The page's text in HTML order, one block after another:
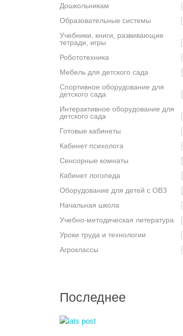
Дошкольникам
Образовательные системы
Учебники, книги, развивающие
тетради, игры
Робототехника
Мебель для детского сада
Спортивное оборудование для
детского сада
Интерактивное оборудование для
детского сада
Готовые кабинеты
Кабинет психолога
Сенсорные комнаты
Кабинет логопеда
Оборудование для детей с ОВЗ
Начальная школа
Учебно-методическая литература
Уроки труда и технологии
Агроклассы
Последнее